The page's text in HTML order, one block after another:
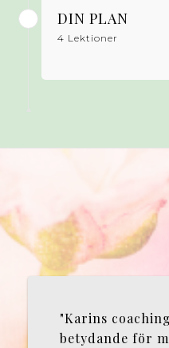
DIN PLAN
4 Lektioner
"Karins
betydande för